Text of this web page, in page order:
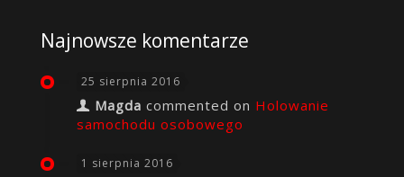
Najnowsze komentarze
25 sierpnia 2016
Magda commented on Holowanie
samochodu osobowego
1 sierpnia 2016